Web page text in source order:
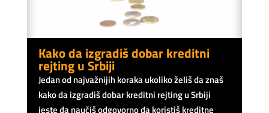
Kako da izgradiš dobar kreditni
rejting u Srbiji
Jedan od najvažnijih koraka ukoliko želiš da znaš
kako da izgradiš dobar kreditni rejting u Srbiji
jeste da naučiš odgovorno da koristiš kreditne